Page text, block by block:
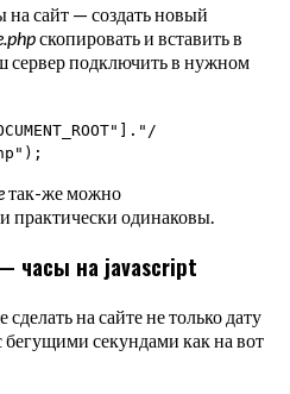
на сайт — создать новый
скопировать и вставить в
сервер подключить в нужном
так-же можно
практически одинаковы.
часы на javascript
на сайте не только дату
бегущими секундами как на вот